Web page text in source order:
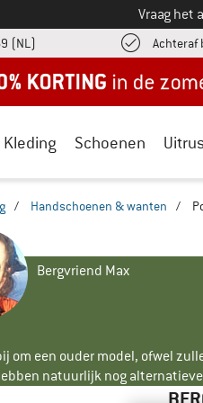
Vraag het
(NL) Achteraf
Kleding Schoenen
/ Handschoenen & wanten /
Bergvriend Max
om een ouder model, ofwel
natuurlijk nog